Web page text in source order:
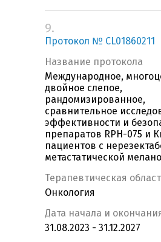
9.
Протокол № CL01860211
Название протокола
Международное,
двойное слепое,
рандомизированное,
сравнительное
эффективности и
препаратов RPH-075 и
пациентов с
метастатической
Терапевтическая
Онкология
Дата начала и
31.08.2023 - 31.12.2027